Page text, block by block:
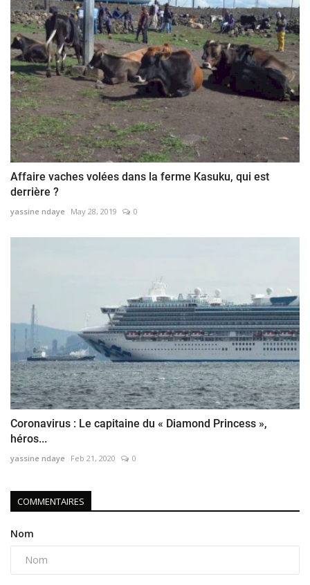
Affaire vaches volées dans la ferme Kasuku, qui est
derrière ?
yassine ndaye May 28, 2019 0
Coronavirus : Le capitaine du « Diamond Princess »,
héros...
yassine ndaye Feb 21, 2020 0
COMMENTAIRES
Nom